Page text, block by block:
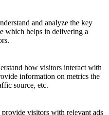
and analyze the key
which helps in delivering a
how visitors interact with
information on metrics the
source, etc.
visitors with relevant ads